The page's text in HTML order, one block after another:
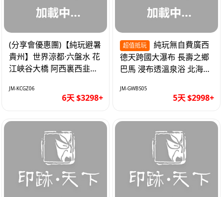
(分享會優惠團)【純玩避暑
貴州】世界涼都·六盤水 花
江峽谷大橋 阿西裏西韭菜
JM-KCGZ06
6天 $3298+
超值抵玩
德天跨國大瀑布 長壽之鄉
巴馬 浸布透溫泉浴 北海銀
JM-GWBS05
5天 $2998+